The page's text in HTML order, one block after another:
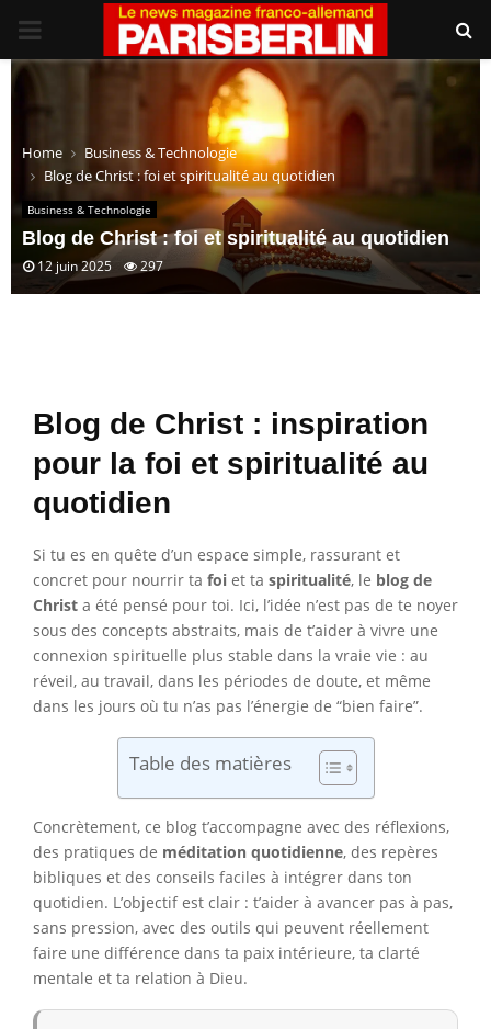
PRIMARY
MENU
Home
Business & Technologie
Blog de Christ : foi et spiritualité au quotidien
Business & Technologie
Blog de Christ : foi et spiritualité au quotidien
12 juin 2025 297
Blog de Christ : inspiration
pour la foi et spiritualité au
quotidien
Si tu es en quête d’un espace simple, rassurant et
concret pour nourrir ta foi et ta spiritualité, le blog de
Christ a été pensé pour toi. Ici, l’idée n’est pas de te noyer
sous des concepts abstraits, mais de t’aider à vivre une
connexion spirituelle plus stable dans la vraie vie : au
réveil, au travail, dans les périodes de doute, et même
dans les jours où tu n’as pas l’énergie de “bien faire”.
Table des matières
Concrètement, ce blog t’accompagne avec des réflexions,
des pratiques de méditation quotidienne, des repères
bibliques et des conseils faciles à intégrer dans ton
quotidien. L’objectif est clair : t’aider à avancer pas à pas,
sans pression, avec des outils qui peuvent réellement
faire une différence dans ta paix intérieure, ta clarté
mentale et ta relation à Dieu.